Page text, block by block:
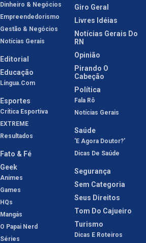
Dinheiro & Negócios
Empreendedorismo
Gestão & Negócios
Notícias Gerais
Editorial
Educação
Língua.com
Esportes
Crítica Esportiva
EXTREME
Resultados
Fato & Fé
Geek
Animes
Games
HQs
Mangás
O Papai Nerd
Séries
Giro Geral
Livres Idéias
Notícias Gerais Do
RN
Opinião
Pirando O
Cabeção
Política
Fala Rô
Notícias Gerais
Saúde
'E Agora Doutor?'
Dicas De Saúde
Segurança
Sem Categoria
Seus Direitos
Tom Do Cajueiro
Turismo
Dicas E Roteiros